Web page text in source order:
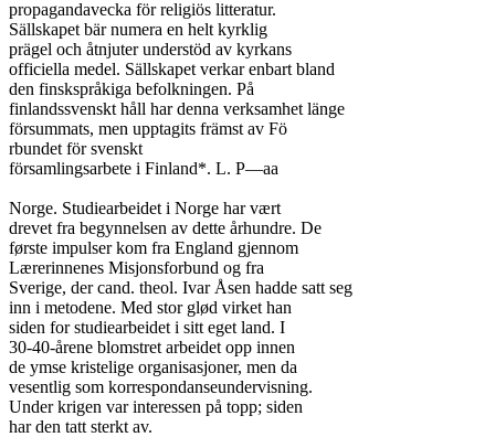
propagandavecka för religiös litteratur.
Sällskapet bär numera en helt kyrklig
prägel och åtnjuter understöd av kyrkans
officiella medel. Sällskapet verkar enbart bland
den finskspråkiga befolkningen. På
finlandssvenskt håll har denna verksamhet länge
försummats, men upptagits främst av Fö
rbundet för svenskt
församlingsarbete i Finland*. L. P—aa
Norge. Studiearbeidet i Norge har vært
drevet fra begynnelsen av dette århundre. De
første impulser kom fra England gjennom
Lærerinnenes Misjonsforbund og fra
Sverige, der cand. theol. Ivar Åsen hadde satt seg
inn i metodene. Med stor glød virket han
siden for studiearbeidet i sitt eget land. I
30-40-årene blomstret arbeidet opp innen
de ymse kristelige organisasjoner, men da
vesentlig som korrespondanseundervisning.
Under krigen var interessen på topp; siden
har den tatt sterkt av.